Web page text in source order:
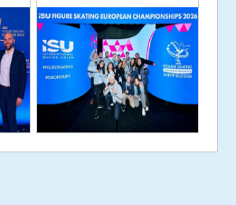
link=forward:/com/cop/edu/